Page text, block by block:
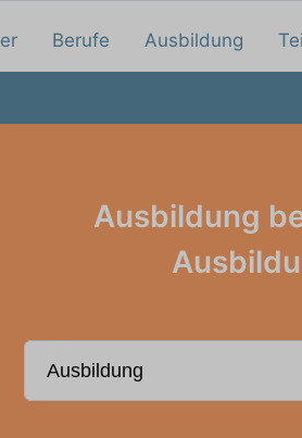
Berufe Ausbildung
Ausbildung